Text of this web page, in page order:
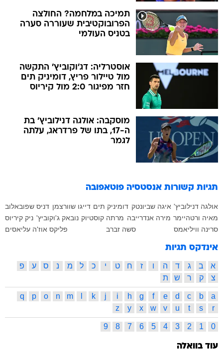
תמיכה במלחמה? החולצה
הפרובוקטיבית שעוררה סערה
בטניס העולמי
אוסטרליה: דג'וקוביץ' התקשה
מול טיילור פריץ, דומיניק תים
חזר מפיגור 2:0 מול קיריוס
מוסקבה: אולגה דנילוביץ' בת
ה-17, בתו של פרדראג, עלתה
לגמר
תגיות קשורות אנסטסיה פוטאפובה
אולגה דנילוביץ' איגה שביונטק דומיניק תים דייגו שוורצמן דניס שפובאלוב
מאיה ורטהיימר מירה אנדרייבה מרתה קוסטיוק נובאק ג'וקוביץ' ניק קיריוס
סרינה וויליאמס
סשה זברב פליקס אוז'ה עליאסים
אינדקס תגיות
א ב ג ד ה ו ז ח ט י כ ל מ נ ס ע
פ
צ
ק ר ש ת
a
b
c
d
e
f
g
h
i
j
k
m
n
o
p
q
r
s
t
u
v
w
x
y
z
0
1
2
3
4
5
6
7
8
9
עוד בוואלה